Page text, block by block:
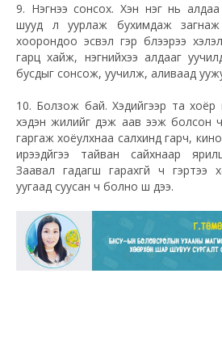
9. Нэгнээ сонсох. Хэн нэг нь
шууд л уурлаж бухимдаж загнаж
хоорондоо эсвэл гэр бүлээрээ
гарц хайж, нэгнийхээ алдааг
бусдыг сонсож, уучилж, аливаад
10. Болзож бай. Хэдийгээр та хоёр
хэдэн жилийг үдэж аав ээж болсон
гаргаж хоёулхнаа салхинд гарч,
ирээдүйгээ тайван сайхнаар
Заавал гадагш гарахгүй ч гэртээ
уугаад суусан ч болно шүү дээ.